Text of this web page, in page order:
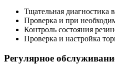
Тщательная диагностика
Проверка и при
Контроль состояния
Проверка и настройка
Регулярное